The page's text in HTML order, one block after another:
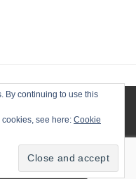
Party.
By continuing to use this
see here: Cookie